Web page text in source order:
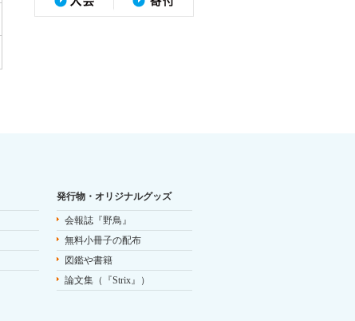
発行物・オリジナルグッズ
会報誌『野鳥』
無料小冊子の配布
図鑑や書籍
論文集（『Strix』）